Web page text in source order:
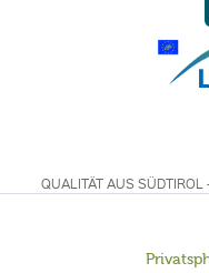
QUALITÄT AUS SÜDTIROL